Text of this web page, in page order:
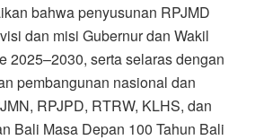
bahwa penyusunan RPJMD
dan misi Gubernur dan Wakil
2025–2030, serta selaras dengan
pembangunan nasional dan
RPJPD, RTRW, KLHS, dan
Bali Masa Depan 100 Tahun Bali